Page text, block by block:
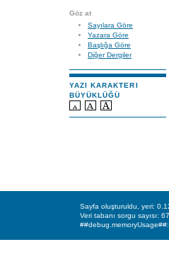
Göz at
Sayılara Göre
Yazara Göre
Başlığa Göre
Diğer Dergiler
YAZI KARAKTERI
BÜYÜKLÜĞÜ
Sayfa oluşturuldu, yeri:
Veri tabanı sorgu sayısı: 67